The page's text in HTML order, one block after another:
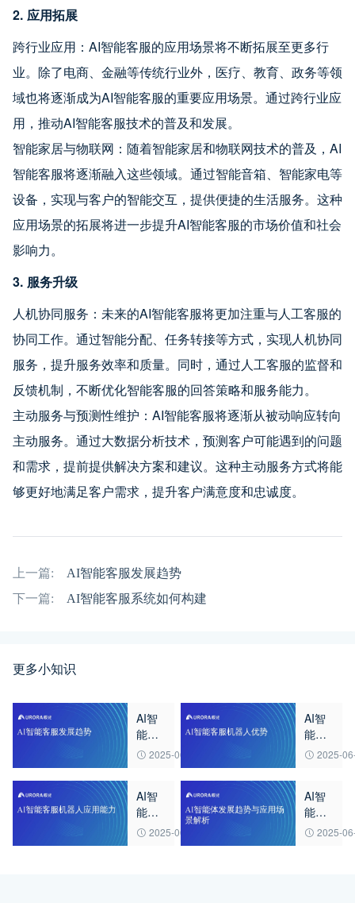
2. 应用拓展
跨行业应用：AI智能客服的应用场景将不断拓展至更多行
业。除了电商、金融等传统行业外，医疗、教育、政务等领
域也将逐渐成为AI智能客服的重要应用场景。通过跨行业应
用，推动AI智能客服技术的普及和发展。
智能家居与物联网：随着智能家居和物联网技术的普及，AI
智能客服将逐渐融入这些领域。通过智能音箱、智能家电等
设备，实现与客户的智能交互，提供便捷的生活服务。这种
应用场景的拓展将进一步提升AI智能客服的市场价值和社会
影响力。
3. 服务升级
人机协同服务：未来的AI智能客服将更加注重与人工客服的
协同工作。通过智能分配、任务转接等方式，实现人机协同
服务，提升服务效率和质量。同时，通过人工客服的监督和
反馈机制，不断优化智能客服的回答策略和服务能力。
主动服务与预测性维护：AI智能客服将逐渐从被动响应转向
主动服务。通过大数据分析技术，预测客户可能遇到的问题
和需求，提前提供解决方案和建议。这种主动服务方式将能
够更好地满足客户需求，提升客户满意度和忠诚度。
上一篇:
AI智能客服发展趋势
下一篇:
AI智能客服系统如何构建
更多小知识
AI智
能客
服发2025-06-23
AI智
能客
服机2025-
AI智
能客
服机2025-06-20
AI智
能体
发展2025-